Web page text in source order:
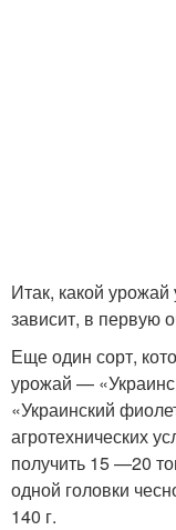
Итак, какой урожай
зависит, в первую
Еще один сорт,
урожай —
«Украинский
агротехнических
получить 15 —20
одной головки
140 г.